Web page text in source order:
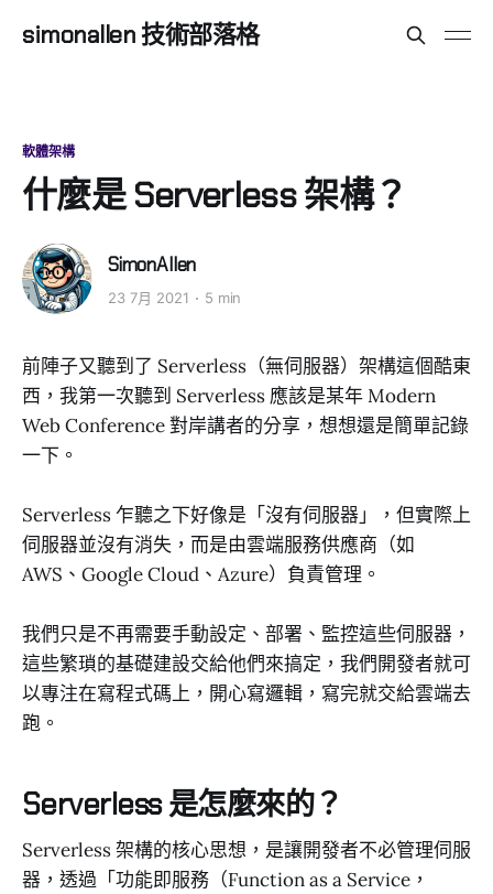
simonallen 技術部落格
軟體架構
什麼是 Serverless 架構？
SimonAllen
23 7月 2021 5 min
前陣子又聽到了 Serverless（無伺服器）架構這個酷東
西，我第一次聽到 Serverless 應該是某年 Modern
Web Conference 對岸講者的分享，想想還是簡單記錄
一下。
Serverless 乍聽之下好像是「沒有伺服器」，但實際上
伺服器並沒有消失，而是由雲端服務供應商（如
AWS、Google Cloud、Azure）負責管理。
我們只是不再需要手動設定、部署、監控這些伺服器，
這些繁瑣的基礎建設交給他們來搞定，我們開發者就可
以專注在寫程式碼上，開心寫邏輯，寫完就交給雲端去
跑。
Serverless 是怎麼來的？
Serverless 架構的核心思想，是讓開發者不必管理伺服
器，透過「功能即服務（Function as a Service，